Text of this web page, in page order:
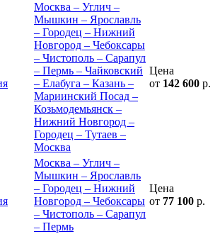
Москва – Углич –
Мышкин – Ярославль
– Городец – Нижний
Новгород – Чебоксары
– Чистополь – Сарапул
– Пермь – Чайковский
– Елабуга – Казань –
Мариинский Посад –
Козьмодемьянск –
Нижний Новгород –
Городец – Тутаев –
Москва
Цена
от 142 600 р.
Москва – Углич –
Мышкин – Ярославль
– Городец – Нижний
Новгород – Чебоксары
– Чистополь – Сарапул
– Пермь
Цена
от 77 100 р.